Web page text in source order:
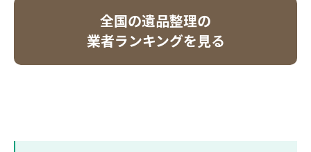
全国の遺品整理の
業者ランキングを見る